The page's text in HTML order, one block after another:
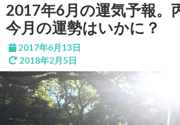
2017年6月の運気予報。
今月の運勢はいかに？
2017年6月13日
2018年2月5日